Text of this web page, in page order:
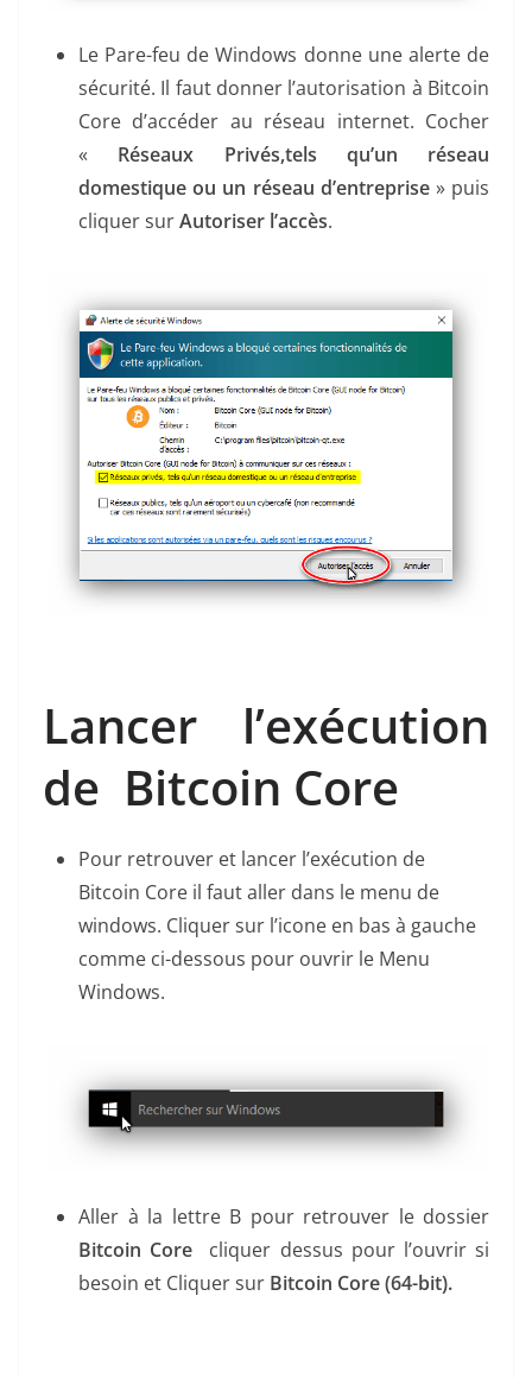
Le Pare-feu de Windows donne une alerte de
sécurité. Il faut donner l’autorisation à Bitcoin
Core d’accéder au réseau internet. Cocher
« Réseaux Privés,tels qu’un réseau
domestique ou un réseau d’entreprise» puis
cliquer surAutoriser l’accès.
Lancer l’exécution
de Bitcoin Core
Pour retrouver et lancer l’exécution de
Bitcoin Core il faut aller dans le menu de
windows. Cliquer sur l’icone en bas à gauche
comme ci-dessous pour ouvrir le Menu
Windows.
Aller à la lettre B pour retrouver le dossier
Bitcoin Core cliquer dessus pour l’ouvrir si
besoin et Cliquer sur Bitcoin Core (64-bit).